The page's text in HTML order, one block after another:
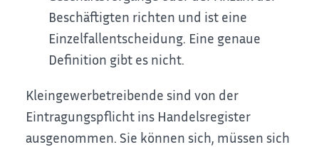
Beschäftigten richten und ist eine
Einzelfallentscheidung. Eine genaue
Definition gibt es nicht.
Kleingewerbetreibende sind von der
Eintragungspflicht ins Handelsregister
ausgenommen. Sie können sich, müssen sich